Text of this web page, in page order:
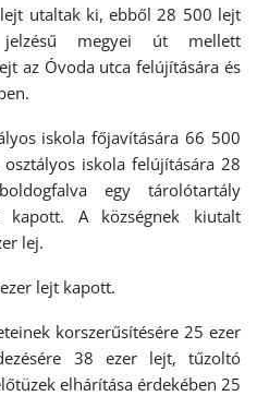
utaltak ki, ebből 28 500 lejt
megyei út mellett
az Óvoda utca felújítására és
iskola főjavítására 66 500
iskola felújítására 28
egy tárolótartály
kapott. A községnek kiutalt
lej.
lejt kapott.
korszerűsítésére 25 ezer
38 ezer lejt, tűzoltó
elhárítása érdekében 25